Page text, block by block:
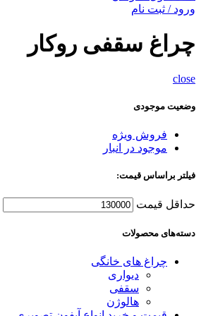
ورود / ثبت نام
چراغ سقفی روکار
close
وضعیت موجودی
فروش ویژه
موجود در انبار
فیلتر براساس قیمت:
حداقل قیمت
دسته‌های محصولات
چراغ های خانگی
دیواری
سقفی
هالوژن